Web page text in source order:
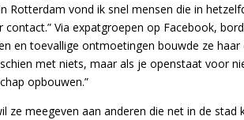
Rotterdam vond ik snel mensen die in
Via expatgroepen op Facebook,
en toevallige ontmoetingen bouwde ze haar
met niets, maar als je openstaat voor
opbouwen.”
ze meegeven aan anderen die net in de stad